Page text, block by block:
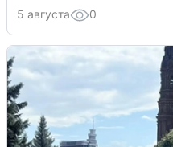
5 августа 0